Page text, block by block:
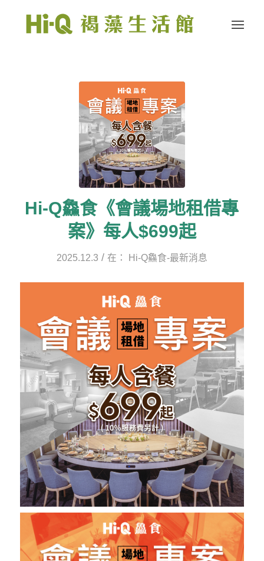
Hi-Q鱻食《會議場地租借專
案》每人$699起
2025.12.3 / 在： Hi-Q鱻食-最新消息